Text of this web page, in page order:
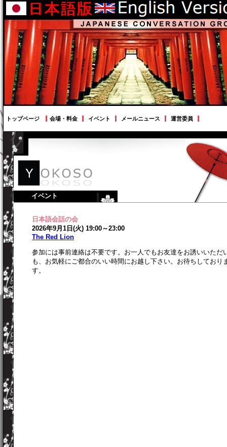
トップページ 会場・料金 イベント メールニュース 運営委員
イベント
日本語会話の会
2026年9月1日(火) 19:00～23:00
The Red Lion
参加には事前連絡は不要です。お一人でもお友達をお誘いいただ
も、お気軽にご都合のいい時間にお越し下さい。お待ちしており
す。